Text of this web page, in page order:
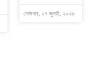
সোমবার, ২৭ জুলাই, ২০২৬